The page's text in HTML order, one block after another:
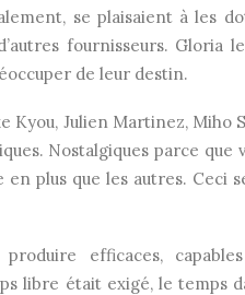
se plaisaient à les
fournisseurs. Gloria
de leur destin.
Kyou, Julien Martinez, Miho
Nostalgiques parce que
plus que les autres. Ceci
efficaces,
libre était exigé, le temps